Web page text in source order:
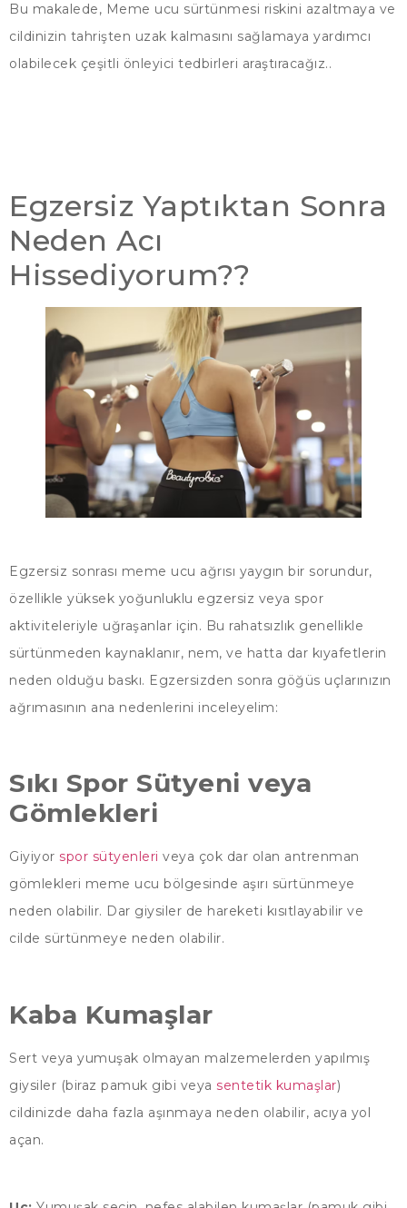
Bu makalede, Meme ucu sürtünmesi riskini azaltmaya ve
cildinizin tahrişten uzak kalmasını sağlamaya yardımcı
olabilecek çeşitli önleyici tedbirleri araştıracağız..
Egzersiz Yaptıktan Sonra
Neden Acı
Hissediyorum??
Egzersiz sonrası meme ucu ağrısı yaygın bir sorundur,
özellikle yüksek yoğunluklu egzersiz veya spor
aktiviteleriyle uğraşanlar için. Bu rahatsızlık genellikle
sürtünmeden kaynaklanır, nem, ve hatta dar kıyafetlerin
neden olduğu baskı. Egzersizden sonra göğüs uçlarınızın
ağrımasının ana nedenlerini inceleyelim:
Sıkı Spor Sütyeni veya
Gömlekleri
Giyiyor spor sütyenleri veya çok dar olan antrenman
gömlekleri meme ucu bölgesinde aşırı sürtünmeye
neden olabilir. Dar giysiler de hareketi kısıtlayabilir ve
cilde sürtünmeye neden olabilir.
Kaba Kumaşlar
Sert veya yumuşak olmayan malzemelerden yapılmış
giysiler (biraz pamuk gibi veya sentetik kumaşlar)
cildinizde daha fazla aşınmaya neden olabilir, acıya yol
açan.